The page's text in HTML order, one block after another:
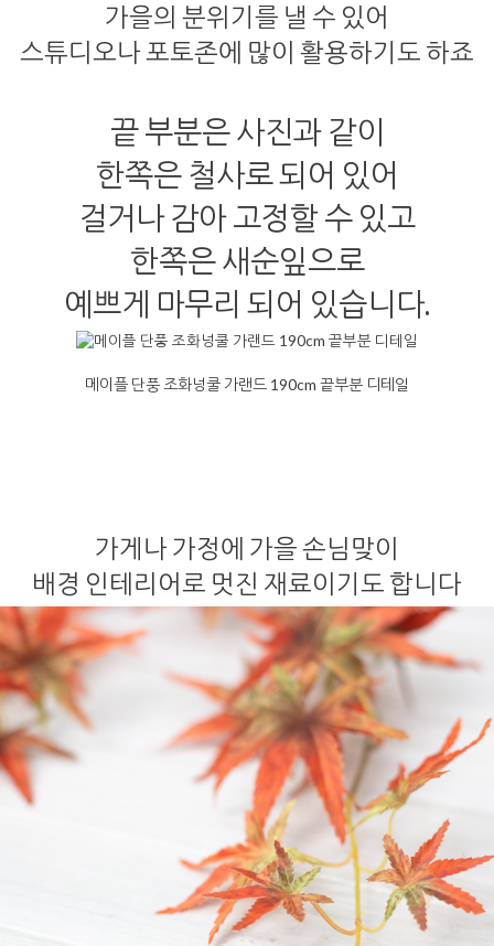
가을의 분위기를 낼 수 있어
스튜디오나 포토존에 많이 활용하기도 하죠
끝 부분은 사진과 같이
한쪽은 철사로 되어 있어
걸거나 감아 고정할 수 있고
한쪽은 새순잎으로
예쁘게 마무리 되어 있습니다.
메이플 단풍 조화넝쿨 가랜드 190cm 끝부분 디테일
가게나 가정에 가을 손님맞이
배경 인테리어로 멋진 재료이기도 합니다